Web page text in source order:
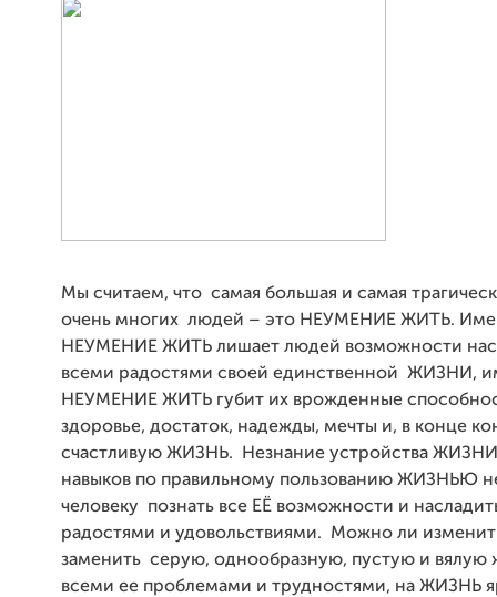
Мы считаем, что самая большая и самая
очень многих людей – это НЕУМЕНИЕ ЖИТЬ.
НЕУМЕНИЕ ЖИТЬ лишает людей возможности
всеми радостями своей единственной ЖИЗНИ,
НЕУМЕНИЕ ЖИТЬ губит их врожденные
здоровье, достаток, надежды, мечты и, в конце
счастливую ЖИЗНЬ. Незнание устройства
навыков по правильному пользованию ЖИЗНЬЮ
человеку познать все ЕЁ возможности и
радостями и удовольствиями. Можно ли
заменить серую, однообразную, пустую и вялую
всеми ее проблемами и трудностями, на ЖИЗНЬ